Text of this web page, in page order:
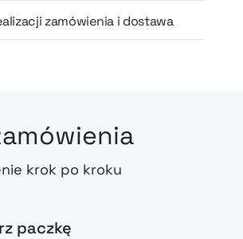
zamówienia i dostawa
krok po kroku
paczkę